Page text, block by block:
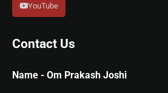
YouTube
Contact Us
Name - Om Prakash Joshi